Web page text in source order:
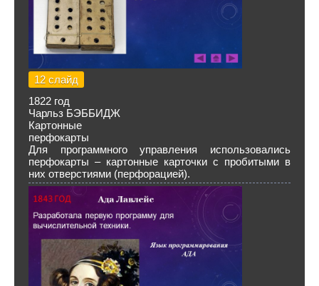
12 слайд
1822 год
Чарльз БЭББИДЖ
Картонные
перфокарты
Для программного управления использовались
перфокарты – картонные карточки с пробитыми в
них отверстиями (перфорацией).